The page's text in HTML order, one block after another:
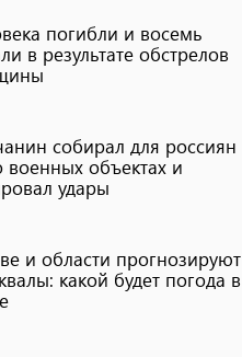
погибли и восемь
в результате обстрелов
собирал для россиян
объектах и
удары
и области прогнозируют
какой будет погода в